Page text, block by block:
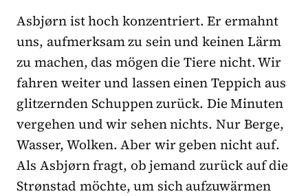
Asbjørn ist hoch konzentriert. Er ermahnt
uns, aufmerksam zu sein und keinen Lärm
zu machen, das mögen die Tiere nicht. Wir
fahren weiter und lassen einen Teppich aus
glitzernden Schuppen zurück. Die Minuten
vergehen und wir sehen nichts. Nur Berge,
Wasser, Wolken. Aber wir geben nicht auf.
Als Asbjørn fragt, ob jemand zurück auf die
Strønstad möchte, um sich aufzuwärmen